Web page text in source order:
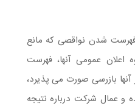
شدن نواقصی که مانع
عمومی آنها، فهرست
بازرسی صورت می پذیرد،
و عمال شرکت درباره نتیجه